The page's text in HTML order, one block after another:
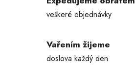
veškeré objednávky
Vařením žijeme
doslova každý den